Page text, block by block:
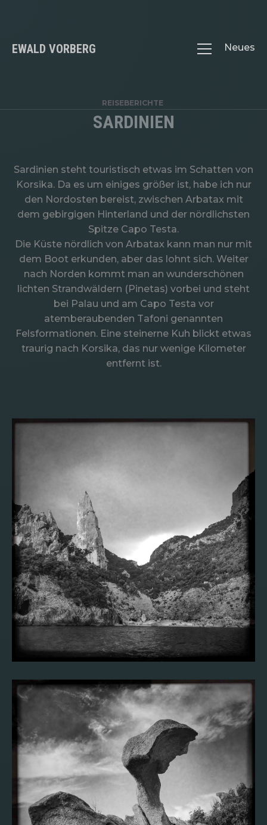
EWALD VORBERG Neues
REISEBERICHTE
SARDINIEN
Sardinien steht touristisch etwas im Schatten von
Korsika. Da es um einiges größer ist, habe ich nur
den Nordosten bereist, zwischen Arbatax mit
dem gebirgigen Hinterland und der nördlichsten
Spitze Capo Testa.
Die Küste nördlich von Arbatax kann man nur mit
dem Boot erkunden, aber das lohnt sich. Weiter
nach Norden kommt man an wunderschönen
lichten Strandwäldern (Pinetas) vorbei und steht
bei Palau und am Capo Testa vor
atemberaubenden Tafoni genannten
Felsformationen. Eine steinerne Kuh blickt etwas
traurig nach Korsika, das nur wenige Kilometer
entfernt ist.